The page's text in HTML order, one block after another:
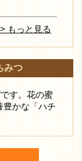
もっと見る
みつ
す。花の蜜
豊かな「ハチ